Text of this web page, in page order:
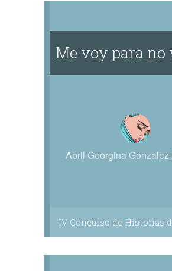
abrazamos tan fuerte que
Me voy para no
Abril Georgina Gonzalez
IV Concurso de Historias